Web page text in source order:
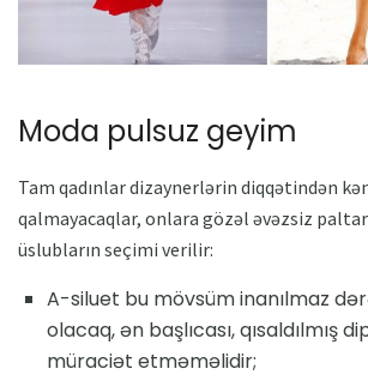
Moda pulsuz geyim
Tam qadınlar dizaynerlərin diqqətindən
qalmayacaqlar, onlara gözəl əvəzsiz
üslubların seçimi verilir:
A-siluet bu mövsüm inanılmaz
olacaq, ən başlıcası, qısaldılmış
müraciət etməməlidir;